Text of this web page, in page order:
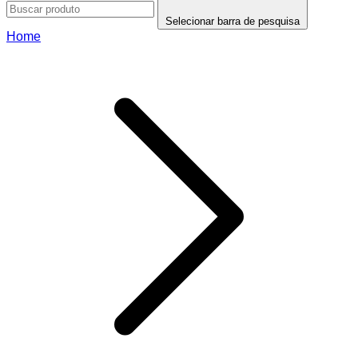
Selecionar barra de pesquisa
Home